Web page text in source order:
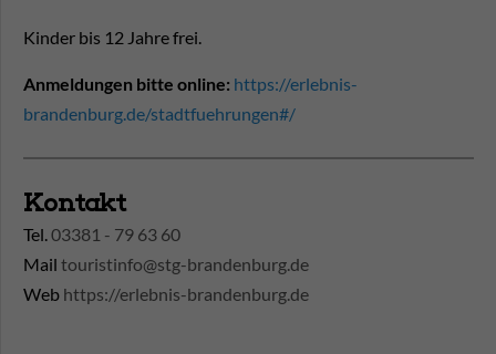
Kinder bis 12 Jahre frei.
Anmeldungen bitte online: https://erlebnis-
brandenburg.de/stadtfuehrungen#/
Kontakt
Tel.03381 - 79 63 60
Mail touristinfo@stg-brandenburg.de
Web https://erlebnis-brandenburg.de